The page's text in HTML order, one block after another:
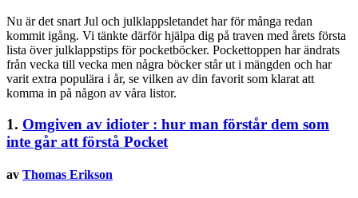
Nu är det snart Jul och julklappsletandet har för många redan
kommit igång. Vi tänkte därför hjälpa dig på traven med årets första
lista över julklappstips för pocketböcker. Pockettoppen har ändrats
från vecka till vecka men några böcker står ut i mängden och har
varit extra populära i år, se vilken av din favorit som klarat att
komma in på någon av våra listor.
1. Omgiven av idioter : hur man förstår dem som
inte går att förstå Pocket
av Thomas Erikson